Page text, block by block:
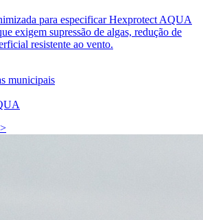
para especificar Hexprotect AQUA
exigem supressão de algas, redução de
resistente ao vento.
municipais